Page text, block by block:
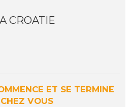
CROATIE
ET SE TERMINE
VOUS